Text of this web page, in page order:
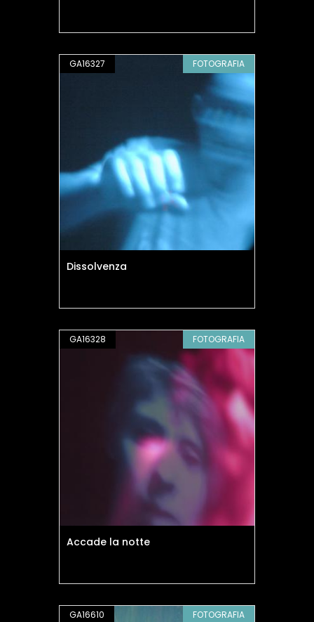
GA16327 FOTOGRAFIA
Dissolvenza
GA16328 FOTOGRAFIA
Accade la notte
GA16610 FOTOGRAFIA